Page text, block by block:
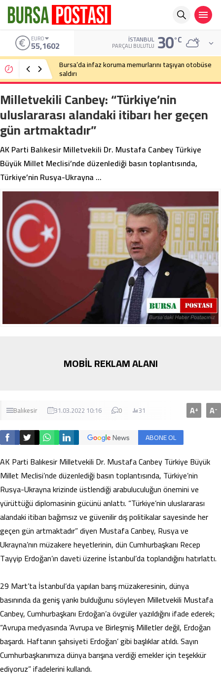
ALTIN
6.684,84 İSTANBUL
PARÇALI BULUTLU 30°C
Bursa’da cadde ortasında bıçaklı kavga
Milletvekili Canbey: “Türkiye’nin
uluslararası alandaki itibarı her geçen
gün artmaktadır”
AK Parti Balıkesir Milletvekili Dr. Mustafa Canbey Türkiye
Büyük Millet Meclisi’nde düzenlediği basın toplantısında,
Türkiye’nin Rusya-Ukrayna …
MOBİL REKLAM ALANI
Balıkesir 31.03.2022 10:16 0 31 A+ A-
ABONE OL
AK Parti Balıkesir Milletvekili Dr. Mustafa Canbey Türkiye Büyük
Millet Meclisi’nde düzenlediği basın toplantısında, Türkiye’nin
Rusya-Ukrayna krizinde üstlendiği arabuluculuğun önemini ve
yürüttüğü diplomasinin gücünü anlattı. “Türkiye’nin uluslararası
alandaki itibarı bağımsız ve güvenilir dış politikalar sayesinde her
geçen gün artmaktadır” diyen Mustafa Canbey, Rusya ve
Ukrayna’nın müzakere heyetlerinin, dün Cumhurbaşkanı Recep
Tayyip Erdoğan’ın daveti üzerine İstanbul’da toplandığını hatırlattı.
29 Mart’ta İstanbul’da yapılan barış müzakeresinin, dünya
basınında da geniş yankı bulduğunu söyleyen Milletvekili Mustafa
Canbey, Cumhurbaşkanı Erdoğan’a övgüler yazıldığını ifade ederek;
“Avrupa medyasında ’Avrupa ve Birleşmiş Milletler değil, Erdoğan
başardı. Haftanın şahsiyeti Erdoğan’ gibi başlıklar atıldı. Sayın
Cumhurbaşkanımıza dünya barışına verdiği emekler için teşekkür
ediyoruz” ifadelerini kullandı.